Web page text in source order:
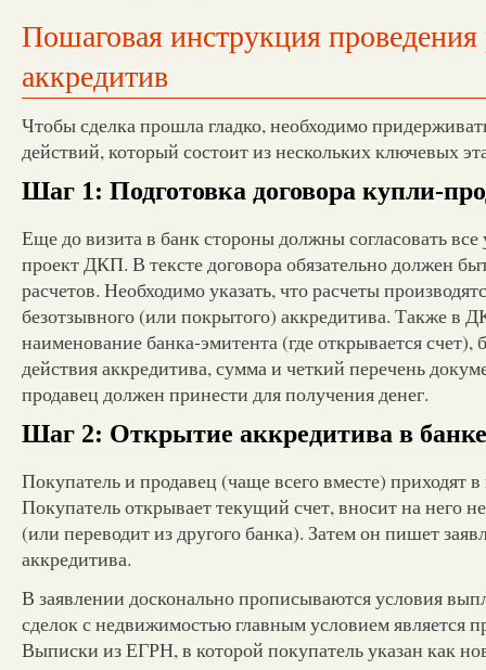
Пошаговая инструкция проведения
аккредитив
Чтобы сделка прошла гладко, необходимо
действий, который состоит из нескольких ключевых
Шаг 1: Подготовка договора купли-
Еще до визита в банк стороны должны согласовать все
проект ДКП. В тексте договора обязательно должен
расчетов. Необходимо указать, что расчеты
безотзывного (или покрытого) аккредитива. Также в
наименование банка-эмитента (где открывается счет),
действия аккредитива, сумма и четкий перечень
продавец должен принести для получения денег.
Шаг 2: Открытие аккредитива в банке
Покупатель и продавец (чаще всего вместе) приходят
Покупатель открывает текущий счет, вносит на него
(или переводит из другого банка). Затем он пишет
аккредитива.
В заявлении досконально прописываются условия
сделок с недвижимостью главным условием является
Выписки из ЕГРН, в которой покупатель указан как